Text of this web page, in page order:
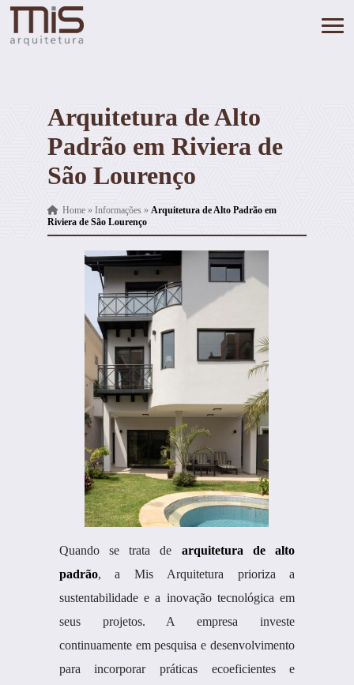
Arquitetura de Alto
Padrão em Riviera de
São Lourenço
Home» Informações » Arquitetura de Alto Padrão em
Riviera de São Lourenço
Quando se trata de arquitetura de alto
padrão, a Mis Arquitetura prioriza a
sustentabilidade e a inovação tecnológica em
seus projetos. A empresa investe
continuamente em pesquisa e desenvolvimento
para incorporar práticas ecoeficientes e